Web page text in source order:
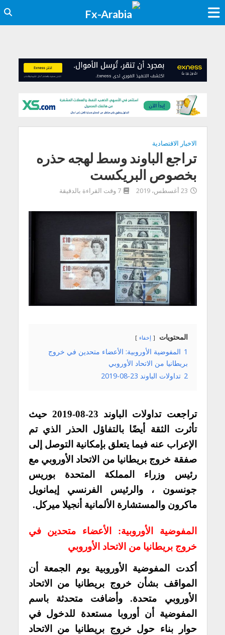
الاخبار الاقتصادية
تراجع الباوند وسط لهجه حذره
بخصوص البريكست
23 أغسطس، 2019 7 وقت القراءة بالدقيقة
المحتويات إخفاء
1 المفوضية الأوروبية: الأعضاء متحدين في خروج
بريطانيا من الاتحاد الأوروبي
2 تداولات الباوند 23-08-2019
تراجعت تداولات الباوند 23-08-2019 حيث
تأثرت الثقة أيضًا بالتفاؤل الحذر الذي تم
الإعراب عنه فيما يتعلق بإمكانية التوصل إلى
صفقة خروج بريطانيا من الاتحاد الأوروبي مع
رئيس وزراء المملكة المتحدة بوريس
جونسون ، والرئيس الفرنسي إيمانويل
ماكرون والمستشارة الألمانية أنجيلا ميركل.
المفوضية الأوروبية: الأعضاء متحدين في
خروج بريطانيا من الاتحاد الأوروبي
أكدت المفوضية الأوروبية يوم الجمعة أن
المواقف بشأن خروج بريطانيا من الاتحاد
الأوروبي متحدة. وأضافت متحدثة باسم
المفوضية أن أوروبا مستعدة للدخول في
حوار بناء حول خروج بريطانيا من الاتحاد